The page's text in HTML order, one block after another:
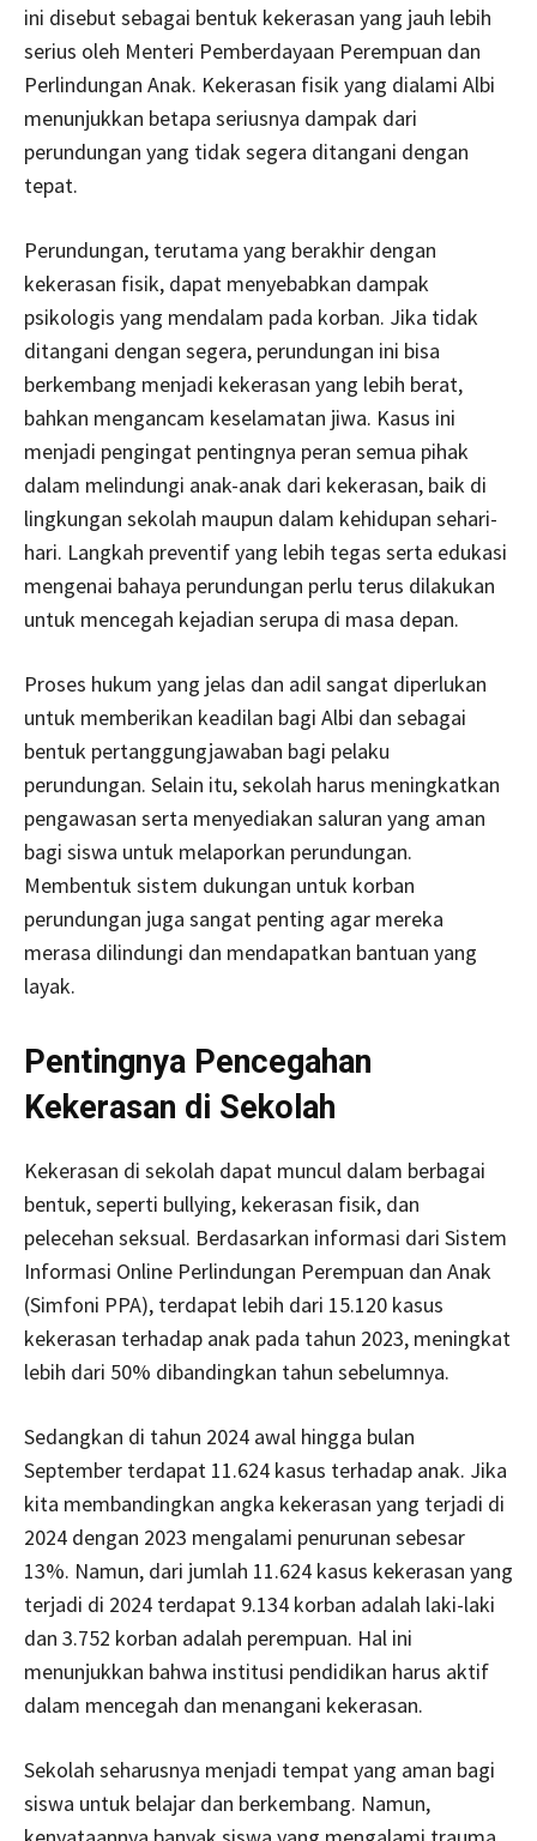
ini disebut sebagai bentuk kekerasan yang jauh lebih
serius oleh Menteri Pemberdayaan Perempuan dan
Perlindungan Anak. Kekerasan fisik yang dialami Albi
menunjukkan betapa seriusnya dampak dari
perundungan yang tidak segera ditangani dengan
tepat.
Perundungan, terutama yang berakhir dengan
kekerasan fisik, dapat menyebabkan dampak
psikologis yang mendalam pada korban. Jika tidak
ditangani dengan segera, perundungan ini bisa
berkembang menjadi kekerasan yang lebih berat,
bahkan mengancam keselamatan jiwa. Kasus ini
menjadi pengingat pentingnya peran semua pihak
dalam melindungi anak-anak dari kekerasan, baik di
lingkungan sekolah maupun dalam kehidupan sehari-
hari. Langkah preventif yang lebih tegas serta edukasi
mengenai bahaya perundungan perlu terus dilakukan
untuk mencegah kejadian serupa di masa depan.
Proses hukum yang jelas dan adil sangat diperlukan
untuk memberikan keadilan bagi Albi dan sebagai
bentuk pertanggungjawaban bagi pelaku
perundungan. Selain itu, sekolah harus meningkatkan
pengawasan serta menyediakan saluran yang aman
bagi siswa untuk melaporkan perundungan.
Membentuk sistem dukungan untuk korban
perundungan juga sangat penting agar mereka
merasa dilindungi dan mendapatkan bantuan yang
layak.
Pentingnya Pencegahan
Kekerasan di Sekolah
Kekerasan di sekolah dapat muncul dalam berbagai
bentuk, seperti bullying, kekerasan fisik, dan
pelecehan seksual. Berdasarkan informasi dari Sistem
Informasi Online Perlindungan Perempuan dan Anak
(Simfoni PPA), terdapat lebih dari 15.120 kasus
kekerasan terhadap anak pada tahun 2023, meningkat
lebih dari 50% dibandingkan tahun sebelumnya.
Sedangkan di tahun 2024 awal hingga bulan
September terdapat 11.624 kasus terhadap anak. Jika
kita membandingkan angka kekerasan yang terjadi di
2024 dengan 2023 mengalami penurunan sebesar
13%. Namun, dari jumlah 11.624 kasus kekerasan yang
terjadi di 2024 terdapat 9.134 korban adalah laki-laki
dan 3.752 korban adalah perempuan. Hal ini
menunjukkan bahwa institusi pendidikan harus aktif
dalam mencegah dan menangani kekerasan.
Sekolah seharusnya menjadi tempat yang aman bagi
siswa untuk belajar dan berkembang. Namun,